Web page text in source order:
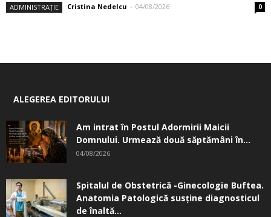
ADMINISTRAȚIE Cristina Nedelcu - 04/08/2026 0
ALEGEREA EDITORULUI
Am intrat în Postul Adormirii Maicii
Domnului. Urmează două săptămâni în...
04/08/2026
Spitalul de Obstetrică -Ginecologie Buftea.
Anatomia Patologică susţine diagnosticul
de înaltă...